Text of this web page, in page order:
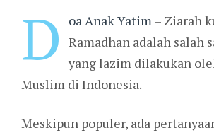
D oa Anak Yatim– Ziarah
Ramadhan adalah salah
yang lazim dilakukan
Muslim di Indonesia.
Meskipun populer, ada